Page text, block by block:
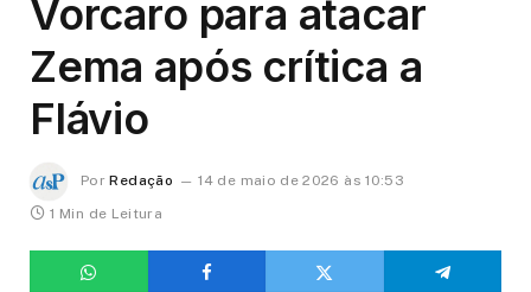
Vorcaro para atacar
Zema após crítica a
Flávio
Por Redação
14 de maio de 2026 às 10:53
1 Min de Leitura